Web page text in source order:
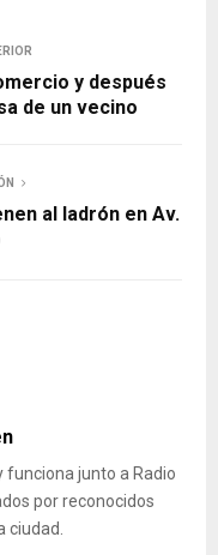
y después
de un vecino
al ladrón en Av.
funciona junto a Radio
por reconocidos
ciudad.